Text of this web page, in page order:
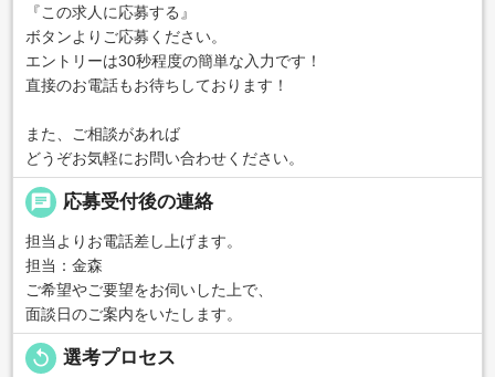
『この求人に応募する』
ボタンよりご応募ください。
エントリーは30秒程度の簡単な入力です！
直接のお電話もお待ちしております！
また、ご相談があれば
どうぞお気軽にお問い合わせください。
chat 応募受付後の連絡
担当よりお電話差し上げます。
担当：金森
ご希望やご要望をお伺いした上で、
面談日のご案内をいたします。
replay 選考プロセス